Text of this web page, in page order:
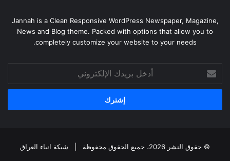
Jannah is a Clean Responsive WordPress Newspaper, Magazine,
News and Blog theme. Packed with options that allow you to
completely customize your website to your needs.
بريدك
الإلكتروني
© حقوق النشر 2026، جميع الحقوق محفوظة | شبكة انباء العراق